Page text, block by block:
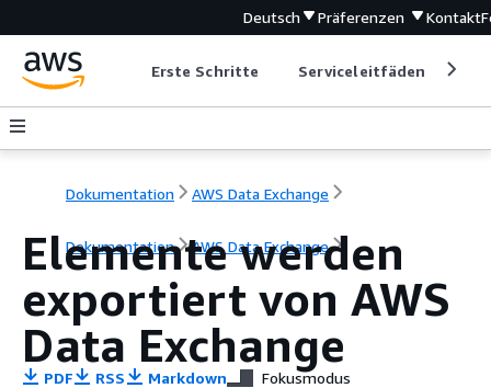
Deutsch Präferenzen Kontakt
Erste Schritte Serviceleitfäden
Dokumentation AWS Data Exchange
Dokumentation AWS Data Exchange
Elemente werden
exportiert von AWS
Data Exchange
PDF RSS Markdown Fokusmodus